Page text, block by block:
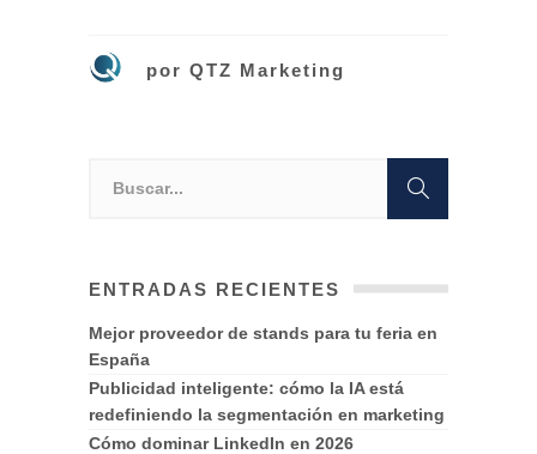
por QTZ Marketing
ENTRADAS RECIENTES
Mejor proveedor de stands para tu feria en
España
Publicidad inteligente: cómo la IA está
redefiniendo la segmentación en marketing
Cómo dominar LinkedIn en 2026